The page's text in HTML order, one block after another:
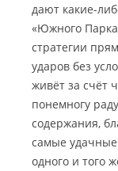
дают какие-
«Южного
стратегии
ударов без
живёт за счёт
понемногу
содержания,
самые
одного и того